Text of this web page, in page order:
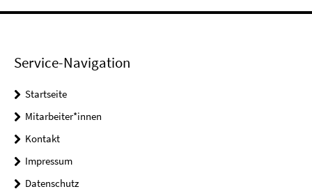
Service-Navigation
Startseite
Mitarbeiter*innen
Kontakt
Impressum
Datenschutz